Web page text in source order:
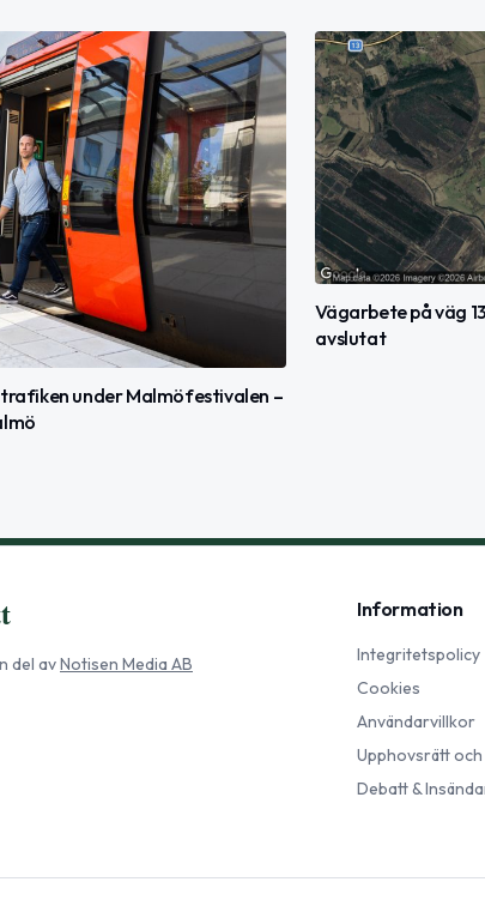
under Malmöfestivalen –
Vägarbete på väg
avslutat
del avNotisen Media AB
Information
Integritetspolicy
Cookies
Användarvillkor
Upphovsrätt och
Debatt &